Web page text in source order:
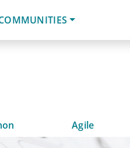
Agile